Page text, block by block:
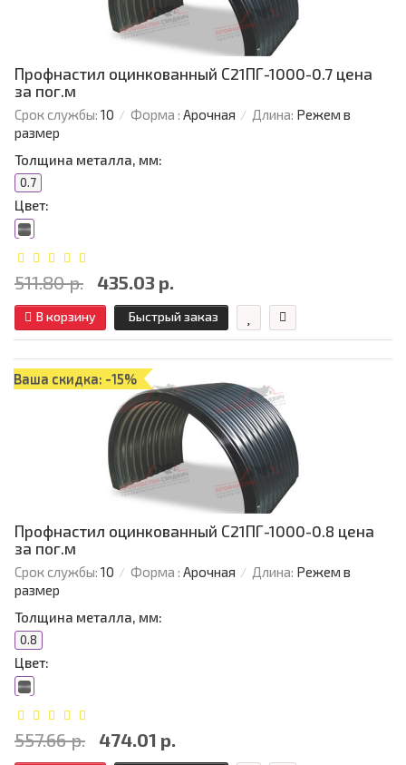
Профнастил оцинкованный С21ПГ-1000-0.7 цена
за пог.м
Срок службы: 10 Форма : Арочная Длина: Режем в
размер
Толщина металла, мм:
0.7
Цвет:
511.80 р. 435.03 р.
В корзину Быстрый заказ
Ваша скидка: -15%
Профнастил оцинкованный С21ПГ-1000-0.8 цена
за пог.м
Срок службы: 10 Форма : Арочная Длина: Режем в
размер
Толщина металла, мм:
0.8
Цвет:
557.66 р. 474.01 р.